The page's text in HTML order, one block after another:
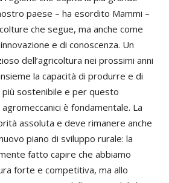
paese – ha esordito Mammi –
che segue, ma anche come
e di conoscenza. Un
dell’agricoltura nei prossimi anni
la capacità di produrre e di
sostenibile e per questo
è fondamentale. La
assoluta e deve rimanere anche
piano di sviluppo rurale: la
fatto capire che abbiamo
forte e competitiva, ma allo